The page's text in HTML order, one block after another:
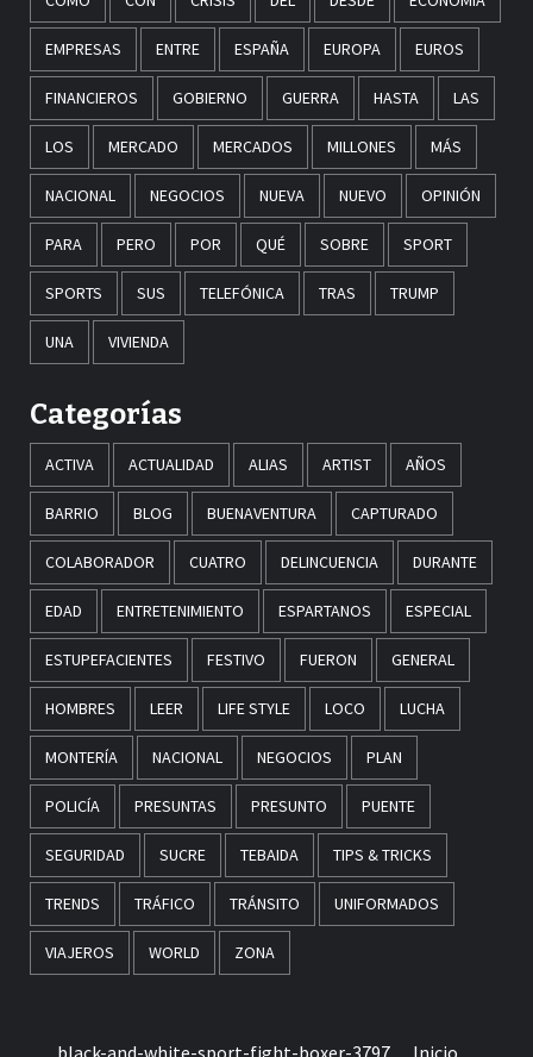
EMPRESAS ENTRE ESPAÑA EUROPA EUROS
FINANCIEROS GOBIERNO GUERRA HASTA LAS
LOS MERCADO MERCADOS MILLONES MÁS
NACIONAL NEGOCIOS NUEVA NUEVO OPINIÓN
PARA PERO POR QUÉ SOBRE SPORT
SPORTS SUS TELEFÓNICA TRAS TRUMP
UNA VIVIENDA
Categorías
ACTIVA ACTUALIDAD ALIAS ARTIST AÑOS
BARRIO BLOG BUENAVENTURA CAPTURADO
COLABORADOR CUATRO DELINCUENCIA DURANTE
EDAD ENTRETENIMIENTO ESPARTANOS ESPECIAL
ESTUPEFACIENTES FESTIVO FUERON GENERAL
HOMBRES LEER LIFE STYLE LOCO LUCHA
MONTERÍA NACIONAL NEGOCIOS PLAN
POLICÍA PRESUNTAS PRESUNTO PUENTE
SEGURIDAD SUCRE TEBAIDA TIPS & TRICKS
TRENDS TRÁFICO TRÁNSITO UNIFORMADOS
VIAJEROS WORLD ZONA